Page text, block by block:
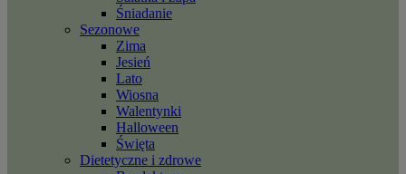
Śniadanie
Sezonowe
Zima
Jesień
Lato
Wiosna
Walentynki
Halloween
Święta
Dietetyczne i zdrowe